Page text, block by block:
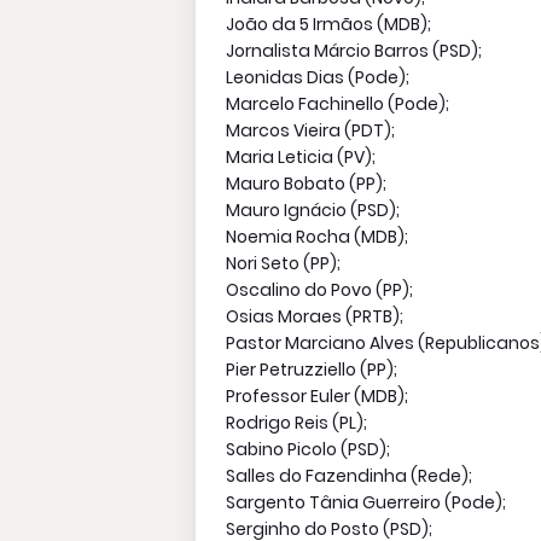
João da 5 Irmãos (MDB);
Jornalista Márcio Barros (PSD);
Leonidas Dias (Pode);
Marcelo Fachinello (Pode);
Marcos Vieira (PDT);
Maria Leticia (PV);
Mauro Bobato (PP);
Mauro Ignácio (PSD);
Noemia Rocha (MDB);
Nori Seto (PP);
Oscalino do Povo (PP);
Osias Moraes (PRTB);
Pastor Marciano Alves
Pier Petruzziello (PP);
Professor Euler (MDB);
Rodrigo Reis (PL);
Sabino Picolo (PSD);
Salles do Fazendinha (Rede);
Sargento Tânia Guerreiro (Pode);
Serginho do Posto (PSD);